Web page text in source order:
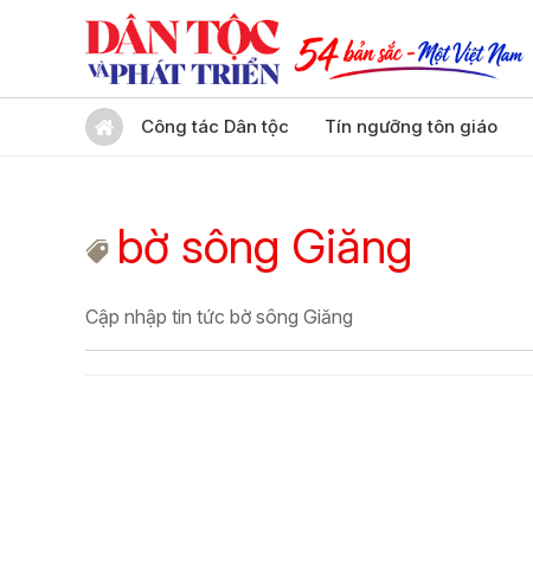
Công tác Dân tộc Tín ngưỡng tôn giáo
bờ sông Giăng
Cập nhập tin tức bờ sông Giăng